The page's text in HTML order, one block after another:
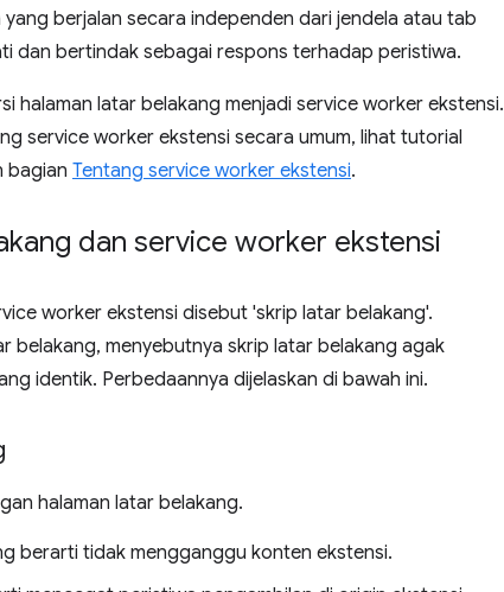
berjalan secara independen dari jendela atau tab
dan bertindak sebagai respons terhadap peristiwa.
halaman latar belakang menjadi service worker ekstensi.
service worker ekstensi secara umum, lihat tutorial
bagian Tentang service worker ekstensi.
dan service worker ekstensi
worker ekstensi disebut 'skrip latar belakang'.
belakang, menyebutnya skrip latar belakang agak
identik. Perbedaannya dijelaskan di bawah ini.
halaman latar belakang.
berarti tidak mengganggu konten ekstensi.